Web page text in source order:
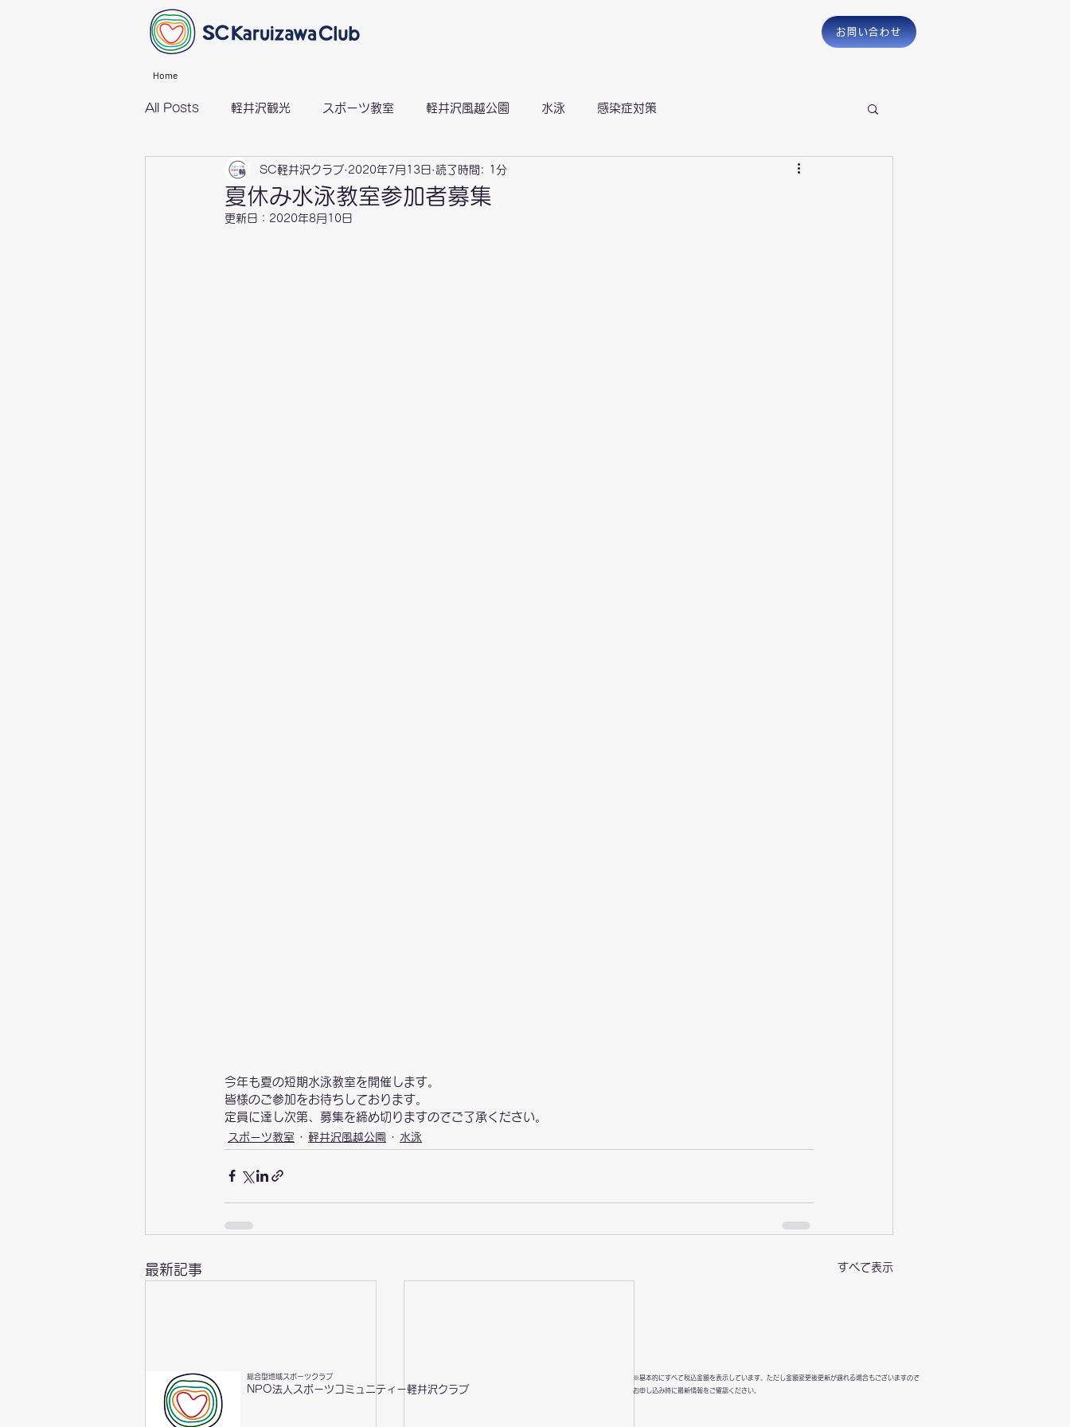
お問い合わせ
All Posts 軽井沢観光 スポーツ教室 軽井沢風越公園 水泳 感染症対策
グループライド（サイクリング） 風越ランニングサークル
夏休み水泳教室参加者募集
SC軽井沢クラブ 2020年7月13日 読了時間: 1分
更新日： 2020年8月10日
今年も夏の短期水泳教室を開催します。
皆様のご参加をお待ちしております。
定員に達し次第、募集を締め切りますのでご了承ください。
スポーツ教室 軽井沢風越公園 水泳
最新記事 すべて表示
Home
総合型地域スポーツクラブ
NPO法人スポーツコミュニティー軽井沢クラブ
※基本的にすべて税込金額を表示しています。ただし金額変更後更新が遅れる場合もございますので
お申し込み時に最新情報をご確認ください。